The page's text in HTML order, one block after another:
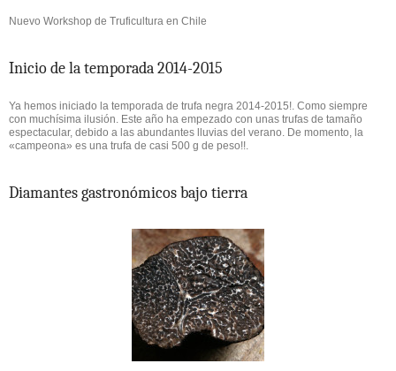
Nuevo Workshop de Truficultura en Chile
Inicio de la temporada 2014-2015
Ya hemos iniciado la temporada de trufa negra 2014-2015!. Como siempre
con muchísima ilusión. Este año ha empezado con unas trufas de tamaño
espectacular, debido a las abundantes lluvias del verano. De momento, la
«campeona» es una trufa de casi 500 g de peso!!.
Diamantes gastronómicos bajo tierra